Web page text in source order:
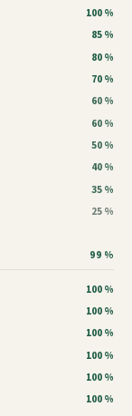
100 %
85 %
80 %
70 %
60 %
60 %
50 %
40 %
35 %
25 %
99 %
100 %
100 %
100 %
100 %
100 %
100 %